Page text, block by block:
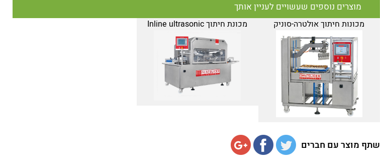
מוצרים נוספים שעשויים לעניין אותך
מכונות חיתוך אולטרה-סוניק מכונת חיתוך Inline ultrasonic
שתף מוצר עם חברים